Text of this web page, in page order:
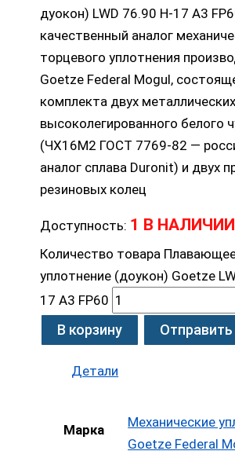
дуокон) LWD 76.90 H-17 A3
качественный аналог
торцевого уплотнения
Goetze Federal Mogul,
комплекта двух
высоколегированного белого
(ЧХ16М2 ГОСТ 7769-82 —
аналог сплава Duronit) и двух
резиновых колец
Доступность: 1 В НАЛИЧИИ
Количество товара
уплотнение (доукон) Goetze
17 A3 FP60
В корзину Отправить
Детали
Марка
Механические
Goetze Federal